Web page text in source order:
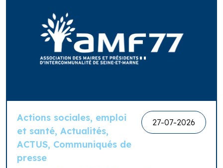
Actions sociales, emploi
et santé, Actualités,
ACTUS, Communiqués de
presse
27-07-2026